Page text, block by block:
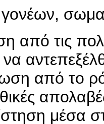
από τις
να
από το
μέσα